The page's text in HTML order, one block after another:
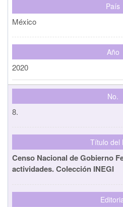
País
México
Año
2020
No.
8.
Título del
Censo Nacional de Gobierno
actividades. Colección INEGI